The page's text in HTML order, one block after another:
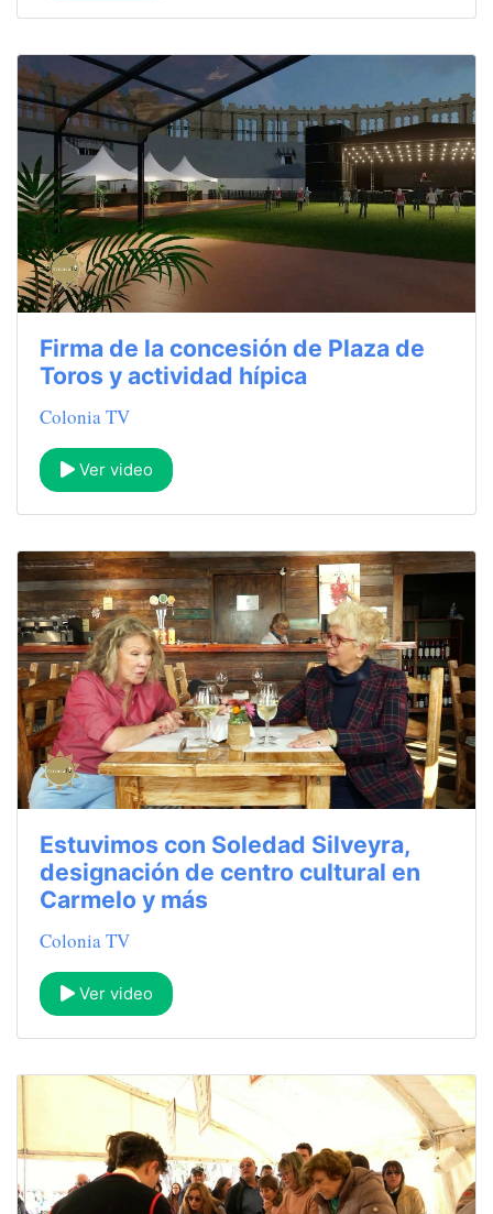
Firma de la concesión de Plaza de
Toros y actividad hípica
Colonia TV
Ver video
Estuvimos con Soledad Silveyra,
designación de centro cultural en
Carmelo y más
Colonia TV
Ver video